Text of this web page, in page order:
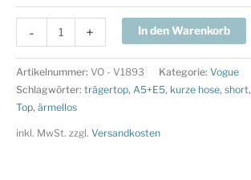
-
Schnittmuster
V1893
-
Top
mit
+ In den Warenkorb
Artikelnummer: VO - V1893 Kategorie: Vogue
Schlagwörter: trägertop, A5+E5, kurze hose, short,
Top, ärmellos
inkl. MwSt. zzgl. Versandkosten